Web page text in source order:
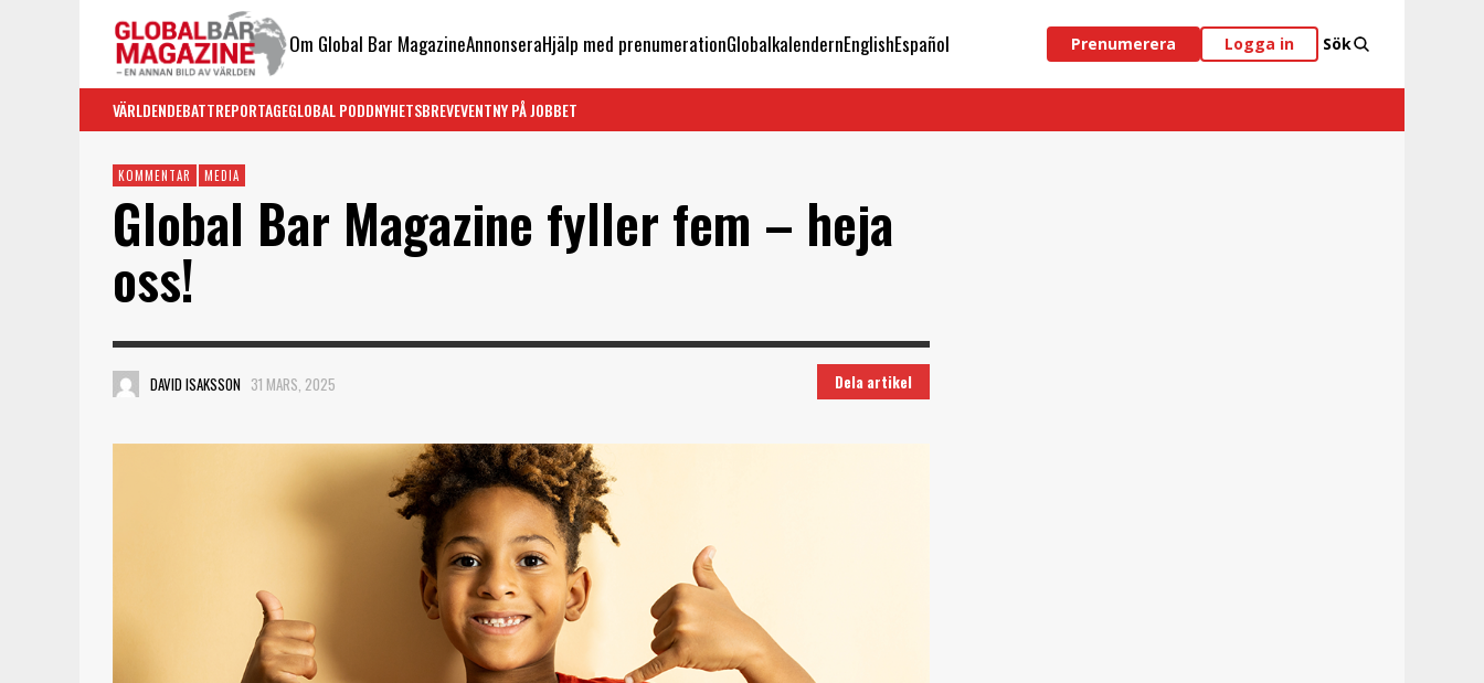
Om Global Bar MagazineAnnonseraHjälp med prenumerationGlobalkalendernEnglishEspañol Prenumerera Logga in Sök
VÄRLDENDEBATTREPORTAGEGLOBAL PODDNYHETSBREVEVENTNY PÅ JOBBET
KOMMENTAR MEDIA
Global Bar Magazine fyller fem – heja
oss!
DAVID ISAKSSON 31 MARS, 2025 Dela artikel